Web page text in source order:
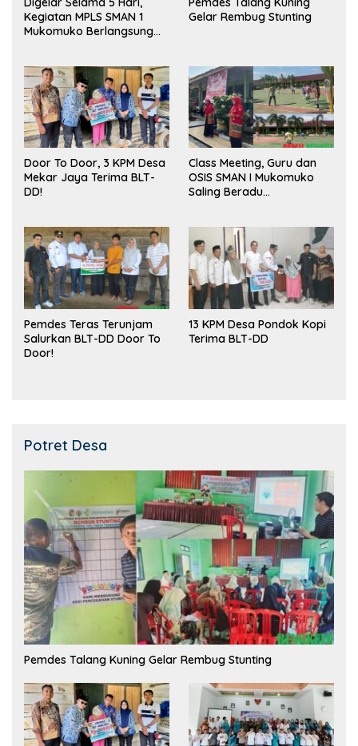
Kegiatan MPLS SMAN 1
Mukomuko Berlangsung
Gelar Rembug Stunting
Door To Door, 3 KPM Desa
Mekar Jaya Terima BLT-
DD!
Class Meeting, Guru dan
OSIS SMAN I Mukomuko
Saling Beradu
Pemdes Teras Terunjam
Salurkan BLT-DD Door To
Door!
13 KPM Desa Pondok Kopi
Terima BLT-DD
Potret Desa
Pemdes Talang Kuning Gelar Rembug Stunting